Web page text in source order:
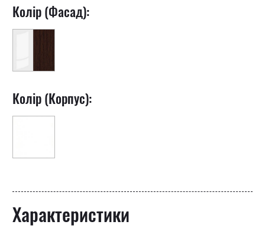
Колір (Фасад):
Колір (Корпус):
Характеристики